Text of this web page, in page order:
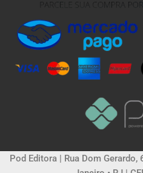
Pod Editora | Rua Dom Gerardo,